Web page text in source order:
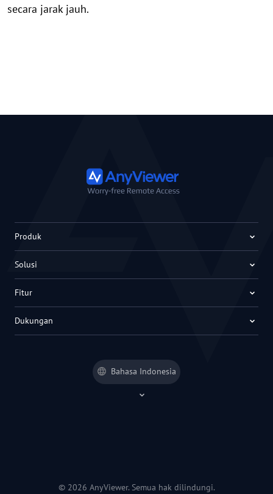
secara jarak jauh.
Bahasa Indonesia
Produk
Solusi
Fitur
Dukungan
© 2026 AnyViewer. Semua hak dilindungi.